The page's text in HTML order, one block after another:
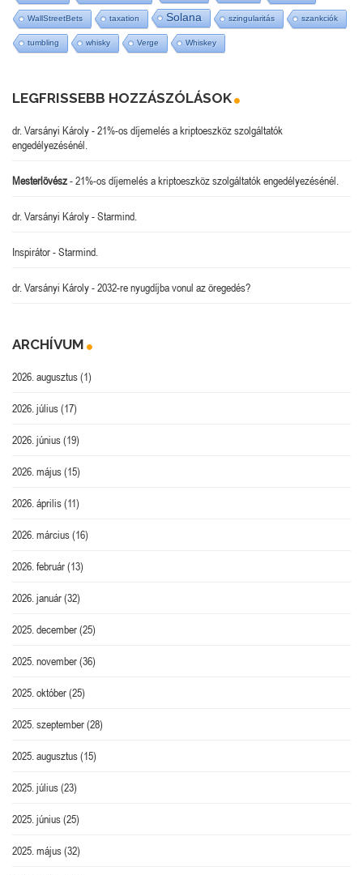
WallStreetBets taxation Solana szingularitás szankciók
tumbling whisky Verge Whiskey
LEGFRISSEBB HOZZÁSZÓLÁSOK
dr. Varsányi Károly-21%-os díjemelés a kriptoeszköz szolgáltatók
engedélyezésénél.
Mesterlövész-21%-os díjemelés a kriptoeszköz szolgáltatók engedélyezésénél.
dr. Varsányi Károly-Starmind.
Inspirátor-Starmind.
dr. Varsányi Károly-2032-re nyugdíjba vonul az öregedés?
ARCHÍVUM
2026. augusztus(1)
2026. július(17)
2026. június(19)
2026. május(15)
2026. április(11)
2026. március(16)
2026. február(13)
2026. január(32)
2025. december(25)
2025. november(36)
2025. október(25)
2025. szeptember(28)
2025. augusztus(15)
2025. július(23)
2025. június(25)
2025. május(32)